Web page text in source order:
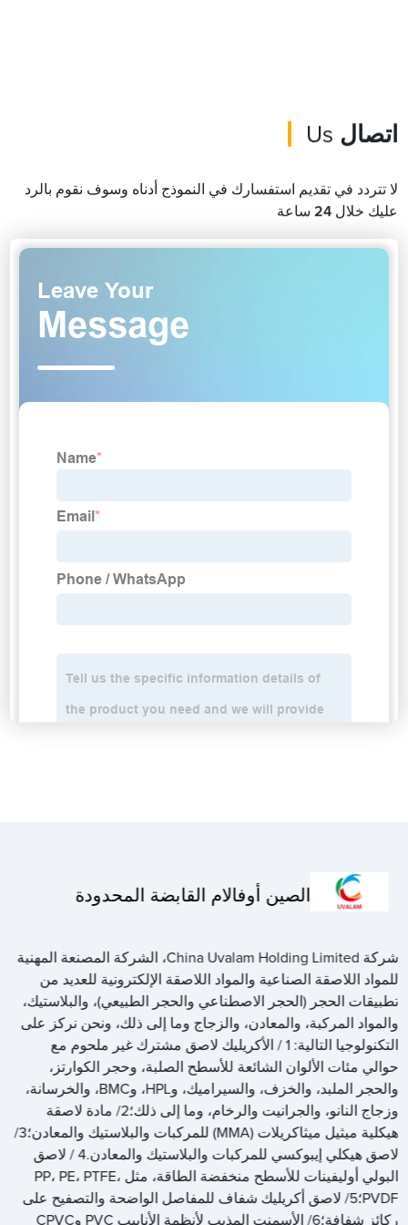
اتصال
لا تتردد في تقديم استفسارك في النموذج أدناه وسوف نقوم بالرد
عليك خلال 24 ساعة
الصين أوفالام القابضة المحدودة
شركة China Uvalam Holding Limited، الشركة المصنعة المهنية
للمواد اللاصقة الصناعية والمواد اللاصقة الإلكترونية للعديد من
تطبيقات الحجر (الحجر الاصطناعي والحجر الطبيعي)، والبلاستيك،
والمواد المركبة، والمعادن، والزجاج وما إلى ذلك، ونحن نركز على
التكنولوجيا التالية: 1 / الأكريليك لاصق مشترك غير ملحوم مع
حوالي مئات الألوان الشائعة للأسطح الصلبة، وحجر الكوارتز،
والحجر الملبد، والخزف، والسيراميك، وHPL، وBMC، والخرسانة،
وزجاج النانو، والجرانيت والرخام، وما إلى ذلك؛2/ مادة لاصقة
هيكلية ميثيل ميثاكريلات (MMA) للمركبات والبلاستيك والمعادن؛3/
لاصق هيكلي إيبوكسي للمركبات والبلاستيك والمعادن.4 / لاصق
البولي أوليفينات للأسطح منخفضة الطاقة، مثل PP، PE، PTFE،
PVDF؛5/ لاصق أكريليك شفاف للمفاصل الواضحة والتصفيح على
ركائز شفافة؛6/ الأسمنت المذيب لأنظمة الأنابيب PVC وCPVC